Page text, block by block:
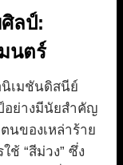
ลป์:
นตร์
เมชันดิสนีย์
อย่างมีนัยสำคัญ
นของเหล่าร้าย
“สีม่วง” ซึ่ง